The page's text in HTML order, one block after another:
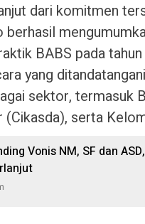
dari komitmen
berhasil
BABS pada
yang
sektor, termasuk
(Cikasda), serta
Vonis NM, SF dan